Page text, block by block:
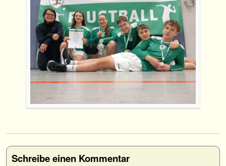
Schreibe einen Kommentar